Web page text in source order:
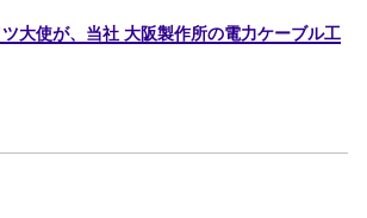
大使が、当社 大阪製作所の電力ケーブル工